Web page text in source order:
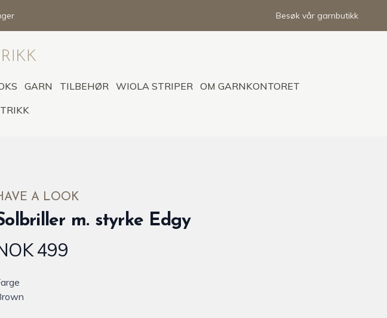
Besøk vår garnbutikk
GARN TILBEHØR WIOLA STRIPER
OM GARNKONTORET
A LOOK
m. styrke Edgy
499